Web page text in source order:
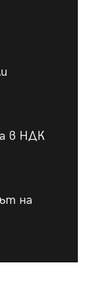
в НДК
на